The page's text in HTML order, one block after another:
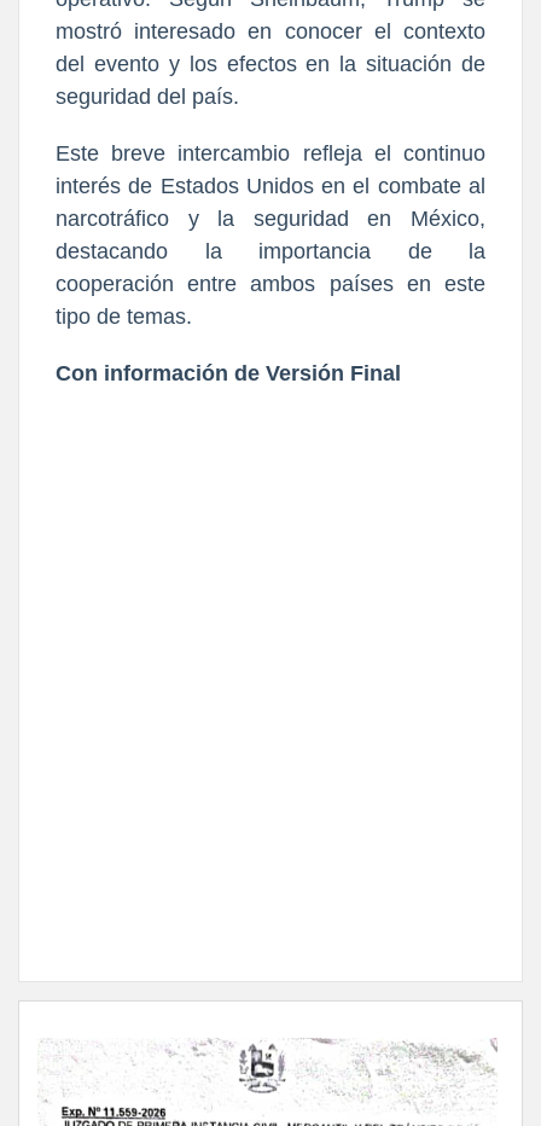
mostró interesado en conocer el contexto
del evento y los efectos en la situación de
seguridad del país.
Este breve intercambio refleja el continuo
interés de Estados Unidos en el combate al
narcotráfico y la seguridad en México,
destacando la importancia de la
cooperación entre ambos países en este
tipo de temas.
Con información de Versión Final